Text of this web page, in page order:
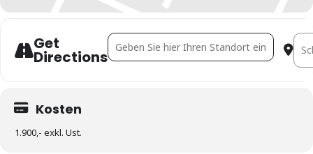
Get
Directions
Address - Lehrgang Immobilien-Controlling
Kosten
1.900,- exkl. Ust.